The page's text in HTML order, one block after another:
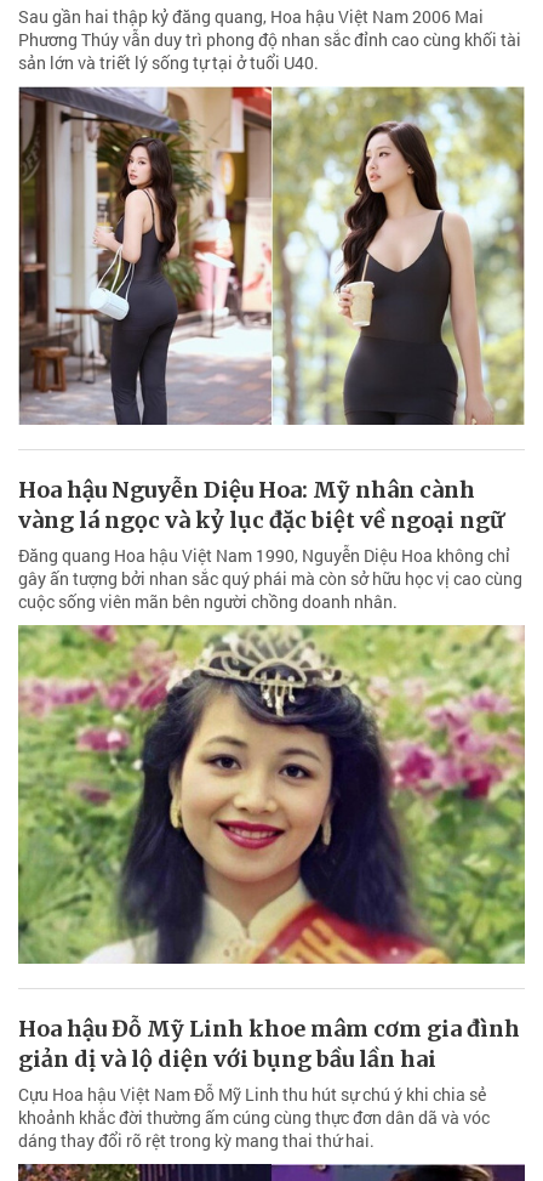
Sau gần hai thập kỷ đăng quang, Hoa hậu Việt Nam 2006 Mai
Phương Thúy vẫn duy trì phong độ nhan sắc đỉnh cao cùng khối tài
sản lớn và triết lý sống tự tại ở tuổi U40.
Hoa hậu Nguyễn Diệu Hoa: Mỹ nhân cành
vàng lá ngọc và kỷ lục đặc biệt về ngoại ngữ
Đăng quang Hoa hậu Việt Nam 1990, Nguyễn Diệu Hoa không chỉ
gây ấn tượng bởi nhan sắc quý phái mà còn sở hữu học vị cao cùng
cuộc sống viên mãn bên người chồng doanh nhân.
Hoa hậu Đỗ Mỹ Linh khoe mâm cơm gia đình
giản dị và lộ diện với bụng bầu lần hai
Cựu Hoa hậu Việt Nam Đỗ Mỹ Linh thu hút sự chú ý khi chia sẻ
khoảnh khắc đời thường ấm cúng cùng thực đơn dân dã và vóc
dáng thay đổi rõ rệt trong kỳ mang thai thứ hai.